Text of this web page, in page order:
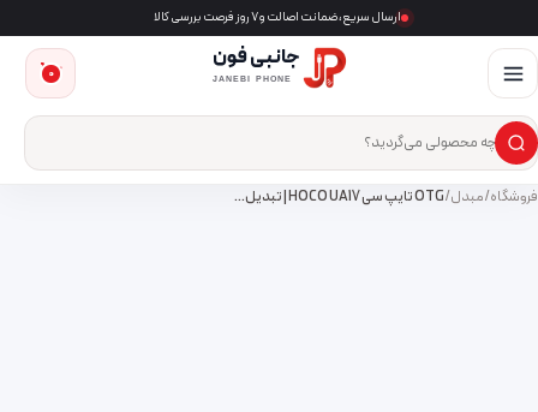
ارسال سریع، ضمانت اصالت و ۷ روز فرصت بررسی کالا
جانبی فون
JANEBI PHONE
جست‌وجوی محصول
×
0
فروشگاه/مبدل/OTG تایپ سی HOCO UA17 | تبدیل…